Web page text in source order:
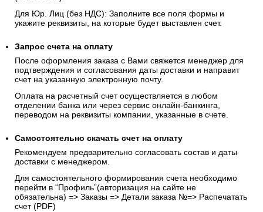
Для Юр. Лиц (без НДС): Заполните все поля формы и
укажите реквизиты, на которые будет выставлен счет.
Запрос счета на оплату
После оформления заказа с Вами свяжется менеджер для
подтверждения и согласования даты доставки и направит
счет на указанную электронную почту.
Оплата на расчетный счет осуществляется в любом
отделении банка или через сервис онлайн-банкинга,
переводом на реквизиты компании, указанные в счете.
Самостоятельно скачать счет на оплату
Рекомендуем предварительно согласовать состав и даты
доставки с менеджером.
Для самостоятельного формирования счета необходимо
перейти в “Профиль”(авторизация на сайте не
обязательна) => Заказы => Детали заказа №=> Распечатать
счет (PDF)